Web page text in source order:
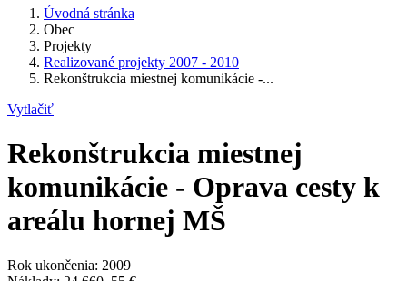
Úvodná stránka
Obec
Projekty
Realizované projekty 2007 - 2010
Rekonštrukcia miestnej komunikácie -...
Vytlačiť
Rekonštrukcia miestnej
komunikácie - Oprava cesty k
areálu hornej MŠ
Rok ukončenia: 2009